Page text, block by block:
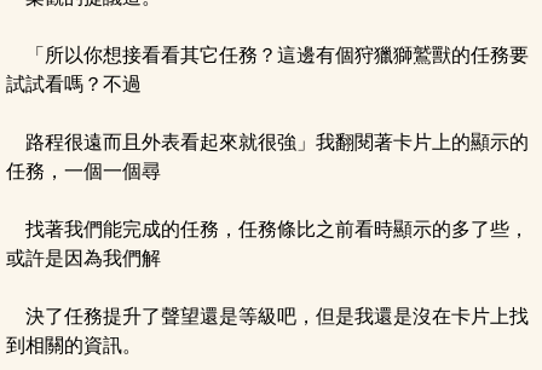
「所以你想接看看其它任務？這邊有個狩獵獅鷲獸的任務要
試試看嗎？不過
路程很遠而且外表看起來就很強」我翻閱著卡片上的顯示的
任務，一個一個尋
找著我們能完成的任務，任務條比之前看時顯示的多了些，
或許是因為我們解
決了任務提升了聲望還是等級吧，但是我還是沒在卡片上找
到相關的資訊。